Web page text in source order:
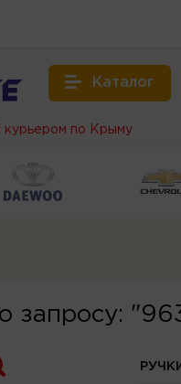
Каталог
курьером по Крыму
запросу: